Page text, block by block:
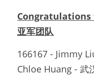
Congratulations
亚军团队
166167 - Jimmy
Chloe Huang - 武